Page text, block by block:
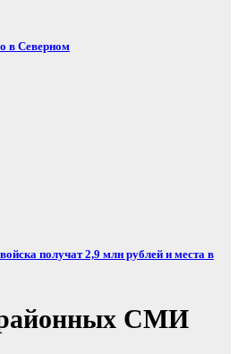
в Северном
получат 2,9 млн рублей и места в